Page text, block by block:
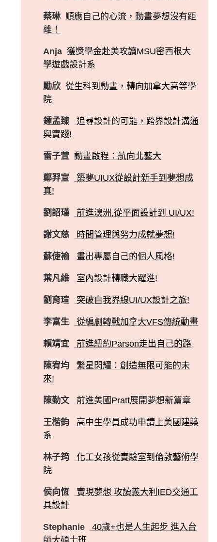
蔡琳 順應自己的心流，動畫夢想沒有距
離！
Anja 獲獎學金赴美攻讀MSU密西根大
學遊戲設計系
勵欣 從生科到動畫，轉向加拿大高等學
院
鍾孟臻
追尋設計的可能，跨界設計溝通
與實踐!
雷子萱 動畫啟程：航向北藝大
鄭羿宣
築夢UIUX從設計新手到夢想成
真!
劉詔瑾 前進澳洲,從平面設計到 UI/UX!
謝文慈 時間管理與努力成就夢想!
蘇倢褕 畫出專屬自己的個人風格!
葉凡維 室內設計轉職大躍進!
劉育瑄 突破自我界線UI/UX設計之旅!
李富生 從編劇轉戰加拿大VFS傳統動畫
賴靖宜 前進紐約Parson走出自己的路
陳宥均
繁星閃耀：創造無限可能的未
來!
陳勤文 前進美國Pratt展開夢想新篇章
王楷鈞
高中生學員成功申請上美國建築
系
林子筠
化工女孩從實驗室到倫敦藝術學
院
侯向恆
實現夢想 攻讀義大利IED交通工
具設計
Stephanie
40歲+也是人生起步 進入台
師大碩士班